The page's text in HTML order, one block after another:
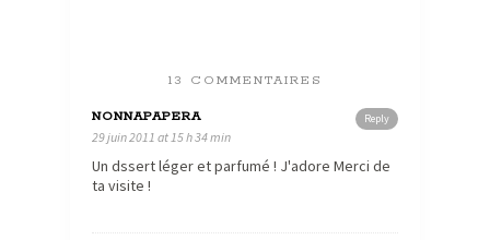
13 COMMENTAIRES
Reply
NONNAPAPERA
29 juin 2011 at 15 h 34 min
Un dssert léger et parfumé ! J'adore Merci de
ta visite !